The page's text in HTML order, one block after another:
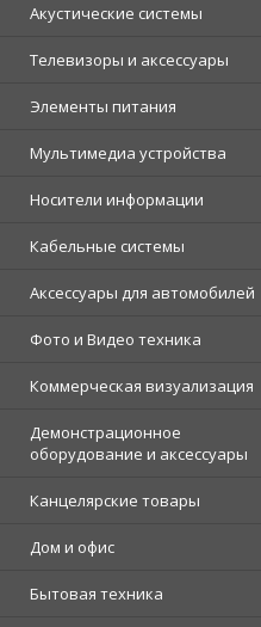
Акустические системы
Телевизоры и аксессуары
Элементы питания
Мультимедиа устройства
Носители информации
Кабельные системы
Аксессуары для автомобилей
Фото и Видео техника
Коммерческая визуализация
Демонстрационное
оборудование и аксессуары
Канцелярские товары
Дом и офис
Бытовая техника